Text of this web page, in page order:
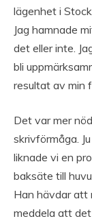
lägenhet i
Jag hamnade
det eller inte.
bli
resultat av min
Det var mer
skrivförmåga.
liknade vi en
baksäte till
Han hävdar att
meddela att